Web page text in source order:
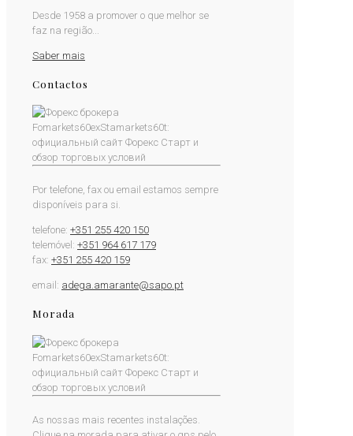
Desde 1958 a promover o que melhor se
faz na região...
Saber mais
Contactos
Por telefone, fax ou email estamos sempre
disponíveis para si.
telefone: +351 255 420 150
telemóvel: +351 964 617 179
fax: +351 255 420 159
email: adega.amarante@sapo.pt
Morada
As nossas mais recentes instalações.